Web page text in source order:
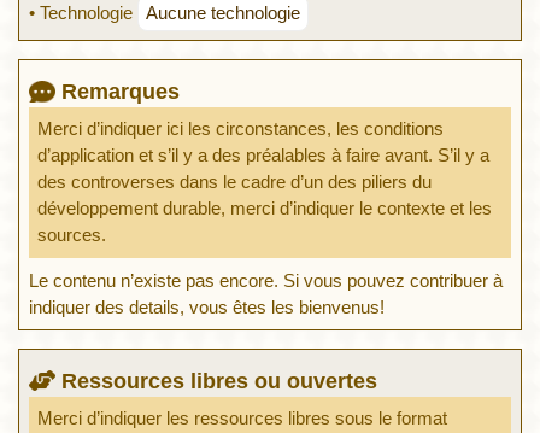
• Technologie
Aucune technologie
Remarques
Merci d’indiquer ici les circonstances, les conditions
d’application et s’il y a des préalables à faire avant. S’il y a
des controverses dans le cadre d’un des piliers du
développement durable, merci d’indiquer le contexte et les
sources.
Le contenu n’existe pas encore. Si vous pouvez contribuer à
indiquer des details, vous êtes les bienvenus!
Ressources libres ou ouvertes
Merci d’indiquer les ressources libres sous le format